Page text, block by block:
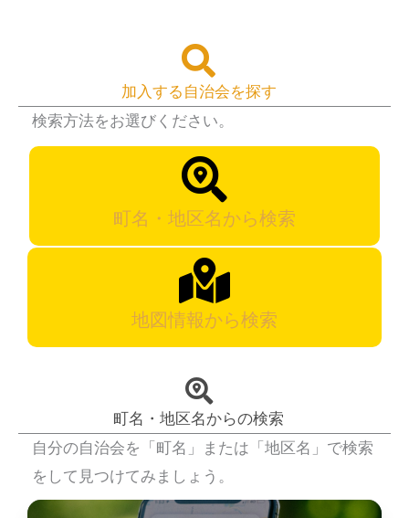
加入する自治会を探す
検索方法をお選びください。
町名・地区名から検索
地図情報から検索
町名・地区名からの検索
自分の自治会を「町名」または「地区名」で検索
をして見つけてみましょう。